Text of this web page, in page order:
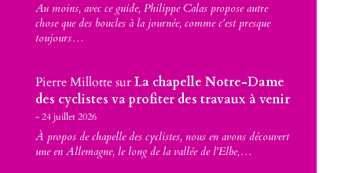
Au moins, avec ce guide, Philippe Calas propose autre
chose que des boucles à la journée, comme c'est presque
toujours…
Pierre MillottesurLa chapelle Notre-Dame
des cyclistes va profiter des travaux à venir
24 juillet 2026
À propos de chapelle des cyclistes, nous en avons découvert
une en Allemagne, le long de la vallée de l'Elbe,…